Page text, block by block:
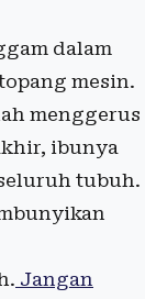
dalam
mesin.
menggerus
ibunya
tubuh.
Jangan